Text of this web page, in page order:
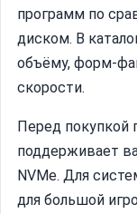
программ по
диском. В
объёму, форм-
скорости.
Перед покупкой
поддерживает
NVMe. Для
для большой